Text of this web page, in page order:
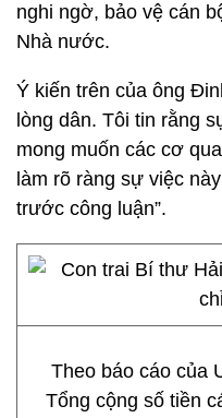
nghi ngờ, bảo vệ cán
Nhà nước.
Ý kiến trên của ông
lòng dân. Tôi tin rằng
mong muốn các cơ
làm rõ ràng sự việc
trước công luận”.
Theo báo cáo của
Tổng cộng số tiền